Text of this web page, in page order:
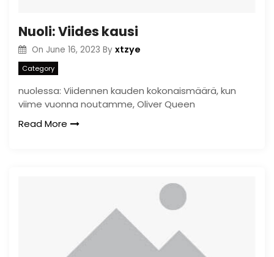
Nuoli: Viides kausi
On June 16, 2023 By xtzye
Category
nuolessa: Viidennen kauden kokonaismäärä, kun
viime vuonna noutamme, Oliver Queen
Read More